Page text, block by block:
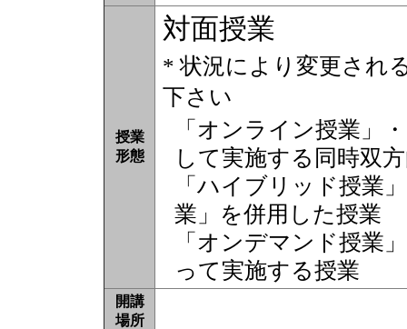
授業
形態
対面授業
* 状況により変更され
下さい
「オンライン授業」
して実施する同時双
「ハイブリッド授業
業」を併用した授業
「オンデマンド授業
って実施する授業
開講
場所